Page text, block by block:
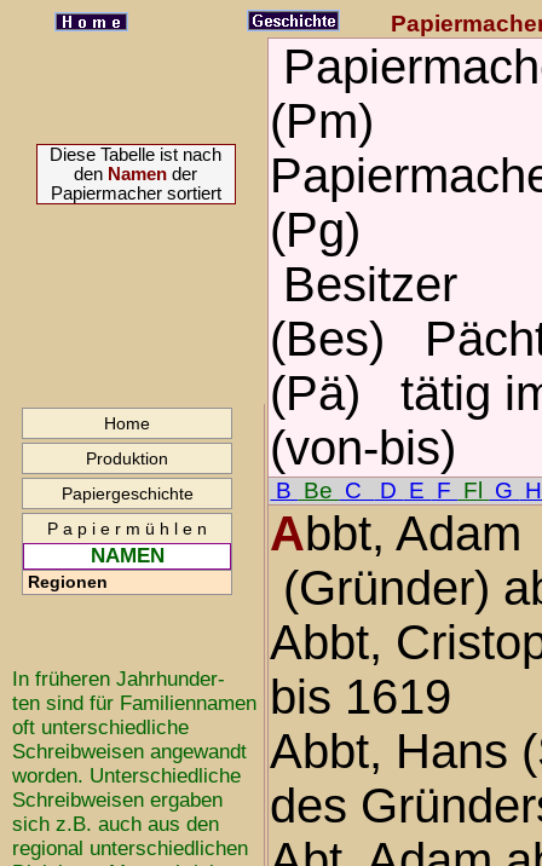
Diese Tabelle ist nach
den Namen der
Papiermacher sortiert
Home
Produktion
Papiergeschichte
P a p i e r m ü h l e n
NAMEN
Regionen
In früheren Jahrhunder-
ten sind für Familiennamen
oft unterschiedliche
Schreibweisen angewandt
worden. Unterschiedliche
Schreibweisen ergaben
sich z.B. auch aus den
regional unterschiedlichen
(Pm)
(Pg)
Besitzer
(Bes)
(Pä) tätig
(von-bis)
B Be C D E F Fl G
Abbt, Adam
(Gründer)
Abbt,
bis 1619
Abbt, Hans
des